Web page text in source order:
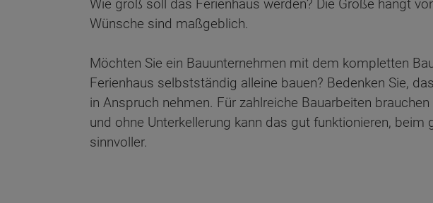
Wie groß soll das Ferienhaus werden? Die Größe hängt
Wünsche sind maßgeblich.
Möchten Sie ein Bauunternehmen mit dem kompletten
Ferienhaus selbstständig alleine bauen? Bedenken Sie,
in Anspruch nehmen. Für zahlreiche Bauarbeiten
und ohne Unterkellerung kann das gut funktionieren,
sinnvoller.